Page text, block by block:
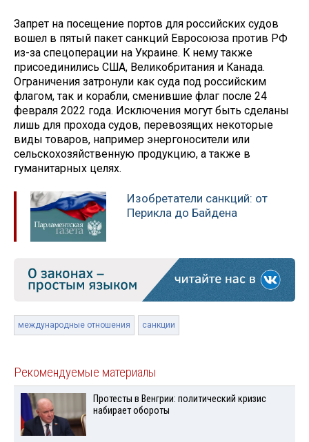
Запрет на посещение портов для российских судов
вошел в пятый пакет санкций Евросоюза против РФ
из-за спецоперации на Украине. К нему также
присоединились США, Великобритания и Канада.
Ограничения затронули как суда под российским
флагом, так и корабли, сменившие флаг после 24
февраля 2022 года. Исключения могут быть сделаны
лишь для прохода судов, перевозящих некоторые
виды товаров, например энергоносители или
сельскохозяйственную продукцию, а также в
гуманитарных целях.
Изобретатели санкций: от
Перикла до Байдена
международные отношения санкции
Рекомендуемые материалы
Протесты в Венгрии: политический кризис
набирает обороты